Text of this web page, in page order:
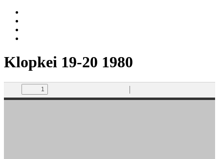
Klopkei 19-20 1980